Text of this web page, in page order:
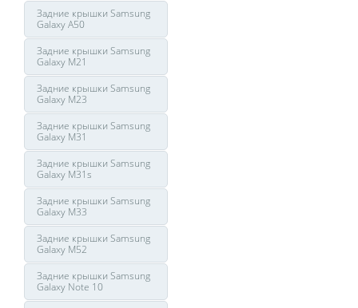
Задние крышки Samsung
Galaxy A50
Задние крышки Samsung
Galaxy M21
Задние крышки Samsung
Galaxy M23
Задние крышки Samsung
Galaxy M31
Задние крышки Samsung
Galaxy M31s
Задние крышки Samsung
Galaxy M33
Задние крышки Samsung
Galaxy M52
Задние крышки Samsung
Galaxy Note 10